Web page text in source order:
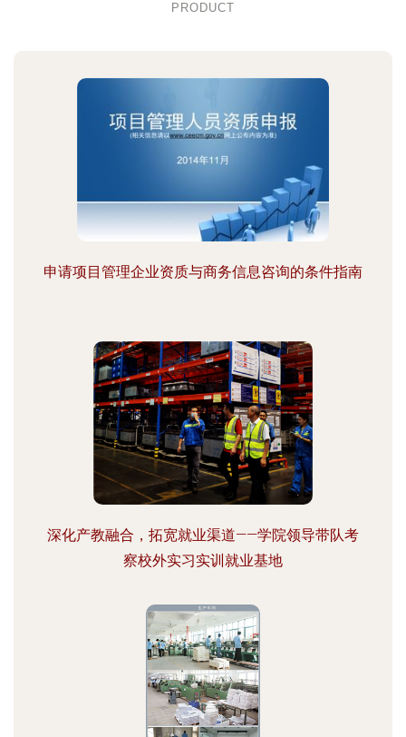
PRODUCT
申请项目管理企业资质与商务信息咨询的条件指南
深化产教融合，拓宽就业渠道——学院领导带队考
察校外实习实训就业基地